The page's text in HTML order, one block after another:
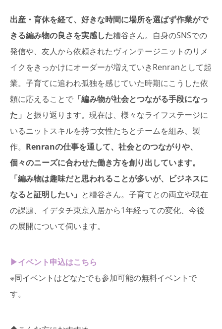
出産・育休を経て、好きな時間に場所を選ばず作業がで
きる編み物の良さを実感した糟谷さん。自身のSNSでの
発信や、友人から依頼されたヴィンテージニットのリメ
イクをきっかけにオーダーが増えていきRenranとして起
業。子育てに追われ孤独を感じていた時期にこうした依
頼に応えることで 「編み物が社会とつながる手段になっ
た」 と振り返ります。現在は、様々なライフステージに
いるニットスキルを持つ女性たちとチームを組み、製
作。 Renranの仕事を通して、社会とのつながりや、
個々のニーズに合わせた働き方を創り出しています。
「編み物は趣味だと思われることが多いが、ビジネスに
なると証明したい」 と糟谷さん。子育てとの両立や現在
の課題、イデタチ東京入居から1年経っての変化、今後
の展開について伺います。
▶イベント申込はこちら
※同イベントはどなたでも参加可能の無料イベントで
す。